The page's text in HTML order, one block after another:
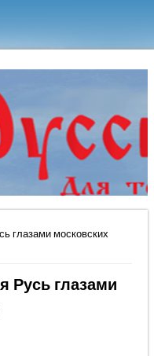
глазами московских
Русь глазами